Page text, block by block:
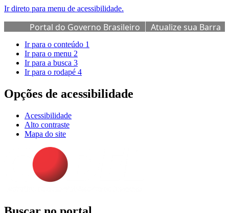
Ir direto para menu de acessibilidade.
Portal do Governo Brasileiro
Atualize sua Barra
de Governo
Ir para o conteúdo 1
Ir para o menu 2
Ir para a busca 3
Ir para o rodapé 4
Opções de acessibilidade
Acessibilidade
Alto contraste
Mapa do site